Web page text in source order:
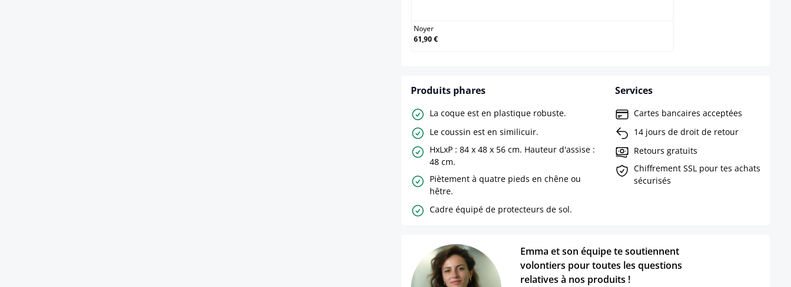
Noyer
61,90 €
Produits phares
La coque est en plastique robuste.
Le coussin est en similicuir.
HxLxP : 84 x 48 x 56 cm. Hauteur d'assise :
48 cm.
Piètement à quatre pieds en chêne ou
hêtre.
Cadre équipé de protecteurs de sol.
Services
Cartes bancaires acceptées
14 jours de droit de retour
Retours gratuits
Chiffrement SSL pour tes achats
sécurisés
Emma et son équipe te soutiennent
volontiers pour toutes les questions
relatives à nos produits !